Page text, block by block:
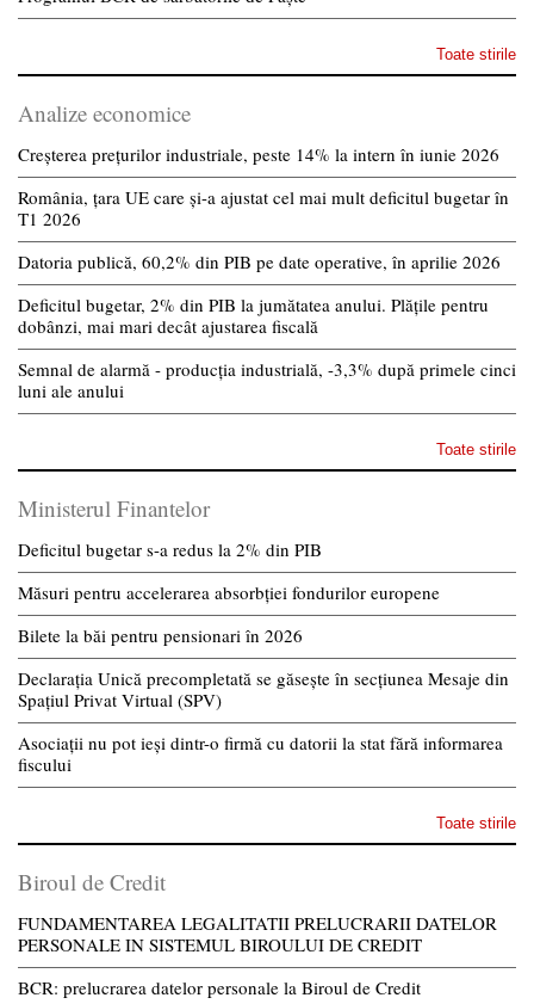
Toate stirile
Analize economice
Creșterea prețurilor industriale, peste 14% la intern în iunie 2026
România, țara UE care și-a ajustat cel mai mult deficitul bugetar în
T1 2026
Datoria publică, 60,2% din PIB pe date operative, în aprilie 2026
Deficitul bugetar, 2% din PIB la jumătatea anului. Plățile pentru
dobânzi, mai mari decât ajustarea fiscală
Semnal de alarmă - producția industrială, -3,3% după primele cinci
luni ale anului
Toate stirile
Ministerul Finantelor
Deficitul bugetar s-a redus la 2% din PIB
Măsuri pentru accelerarea absorbției fondurilor europene
Bilete la băi pentru pensionari în 2026
Declarația Unică precompletată se găsește în secțiunea Mesaje din
Spațiul Privat Virtual (SPV)
Asociații nu pot ieși dintr-o firmă cu datorii la stat fără informarea
fiscului
Toate stirile
Biroul de Credit
FUNDAMENTAREA LEGALITATII PRELUCRARII DATELOR
PERSONALE IN SISTEMUL BIROULUI DE CREDIT
BCR: prelucrarea datelor personale la Biroul de Credit